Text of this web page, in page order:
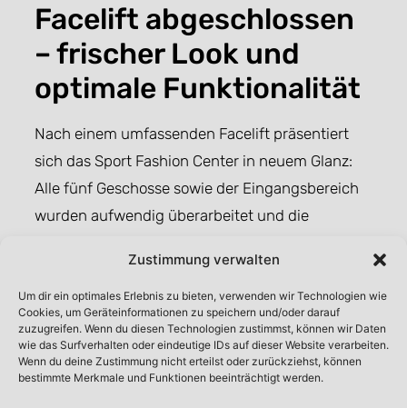
Zustimmung verwalten
Um dir ein optimales Erlebnis zu bieten, verwenden wir Technologien wie
Cookies, um Geräteinformationen zu speichern und/oder darauf
zuzugreifen. Wenn du diesen Technologien zustimmst, können wir Daten
wie das Surfverhalten oder eindeutige IDs auf dieser Website verarbeiten.
Wenn du deine Zustimmung nicht erteilst oder zurückziehst, können
bestimmte Merkmale und Funktionen beeinträchtigt werden.
Facelift abgeschlossen
– frischer Look und
optimale Funktionalität
Nach einem umfassenden Facelift präsentiert
sich das Sport Fashion Center in neuem Glanz:
Alle fünf Geschosse sowie der Eingangsbereich
wurden aufwendig überarbeitet und die
vergangenen fünf Jahren investierte der
mittelständische Eigentümer aus Hamburg über
eine halbe Million Euro in das Sport Fashion
Center – ein klares Bekenntnis zu Qualität,
Komfort und Zukunftsfähigkeit.